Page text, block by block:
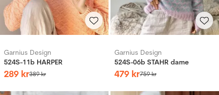
Garnius Design
524S-11b HARPER
289 kr389kr
Garnius Design
524S-06b STAHR dame
479 kr759kr